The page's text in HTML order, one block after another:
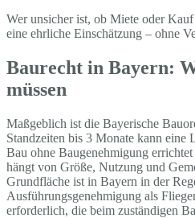
Wer unsicher ist, ob Miete oder
eine ehrliche Einschätzung – ohne
Baurecht in Bayern:
müssen
Maßgeblich ist die Bayerische
Standzeiten bis 3 Monate kann eine
Bau ohne Baugenehmigung
hängt von Größe, Nutzung und
Grundfläche ist in Bayern in der
Ausführungsgenehmigung als
erforderlich, die beim zuständigen